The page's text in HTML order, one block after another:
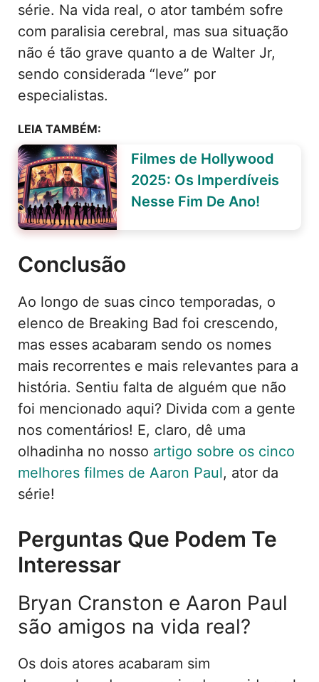
série. Na vida real, o ator também sofre
com paralisia cerebral, mas sua situação
não é tão grave quanto a de Walter Jr,
sendo considerada “leve” por
especialistas.
LEIA TAMBÉM:
Filmes de Hollywood
2025: Os Imperdíveis
Nesse Fim De Ano!
Conclusão
Ao longo de suas cinco temporadas, o
elenco de Breaking Bad foi crescendo,
mas esses acabaram sendo os nomes
mais recorrentes e mais relevantes para a
história. Sentiu falta de alguém que não
foi mencionado aqui? Divida com a gente
nos comentários! E, claro, dê uma
olhadinha no nosso artigo sobre os cinco
melhores filmes de Aaron Paul, ator da
série!
Perguntas Que Podem Te
Interessar
Bryan Cranston e Aaron Paul
são amigos na vida real?
Os dois atores acabaram sim